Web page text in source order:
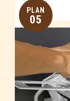
PLAN
05